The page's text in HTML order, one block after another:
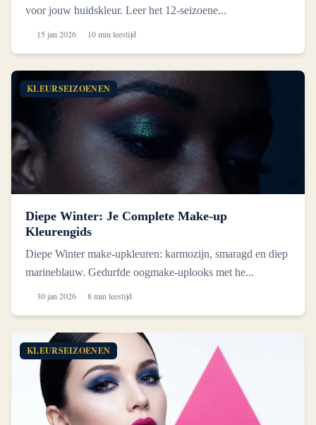
voor jouw huidskleur. Leer het 12-seizoene...
15 jan 2026 10 min leestijd
KLEURSEIZOENEN
Diepe Winter: Je Complete Make-up
Kleurengids
Diepe Winter make-upkleuren: karmozijn, smaragd en diep
marineblauw. Gedurfde oogmake-uplooks met he...
30 jan 2026 8 min leestijd
KLEURSEIZOENEN